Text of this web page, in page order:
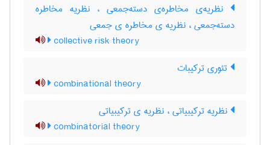
نظریه‌ی مخاطره‌ی دسته‌جمعی ، نظریه مخاطره
دسته‌جمعی ، نظریه ی مخاطره ی جمعی
collective risk theory
تئوری ترکیبات
combinational theory
نظریه ترکیبیاتی ، نظریه ی ترکیبیاتی
combinatorial theory